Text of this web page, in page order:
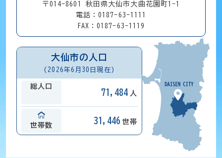
〒014-8601 秋田県大仙市大曲花園町1-1
電話：0187-63-1111
FAX：0187-63-1119
大仙市の人口
(2026年6月30日現在)
総人口
71,484 人
世帯数
31,446 世帯